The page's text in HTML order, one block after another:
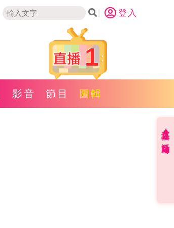
登入
1
影音 節目 圖輯
直播✦活動